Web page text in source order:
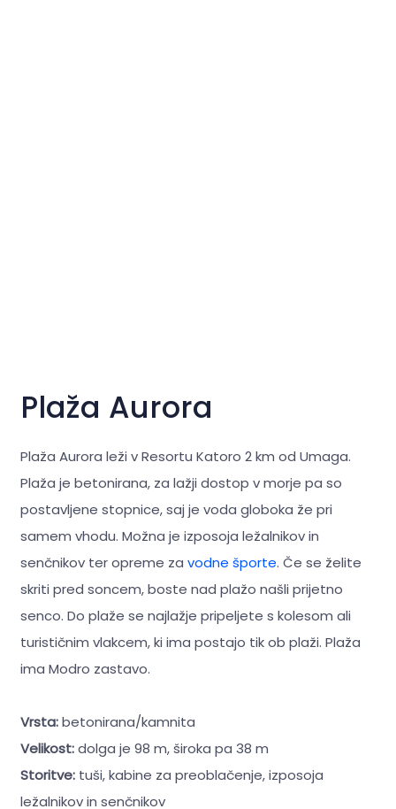
Plaža Aurora
Plaža Aurora leži v Resortu Katoro 2 km od Umaga.
Plaža je betonirana, za lažji dostop v morje pa so
postavljene stopnice, saj je voda globoka že pri
samem vhodu. Možna je izposoja ležalnikov in
senčnikov ter opreme za vodne športe. Če se želite
skriti pred soncem, boste nad plažo našli prijetno
senco. Do plaže se najlažje pripeljete s kolesom ali
turističnim vlakcem, ki ima postajo tik ob plaži. Plaža
ima Modro zastavo.
Vrsta:betonirana/kamnita
Velikost:dolga je 98 m, široka pa 38 m
Storitve: tuši, kabine za preoblačenje, izposoja
ležalnikov in senčnikov